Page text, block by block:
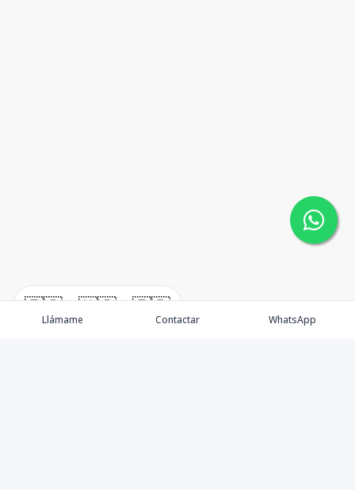
🇪🇸 🇺🇸 🇫🇷
Llámame Contactar WhatsApp